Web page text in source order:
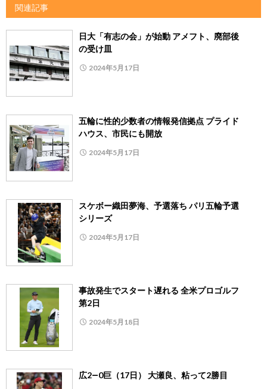
関連記事
日大「有志の会」が始動 アメフト、廃部後
の受け皿
2024年5月17日
五輪に性的少数者の情報発信拠点 プライド
ハウス、市民にも開放
2024年5月17日
スケボー織田夢海、予選落ち パリ五輪予選
シリーズ
2024年5月17日
事故発生でスタート遅れる 全米プロゴルフ
第2日
2024年5月18日
広2―0巨（17日） 大瀬良、粘って2勝目